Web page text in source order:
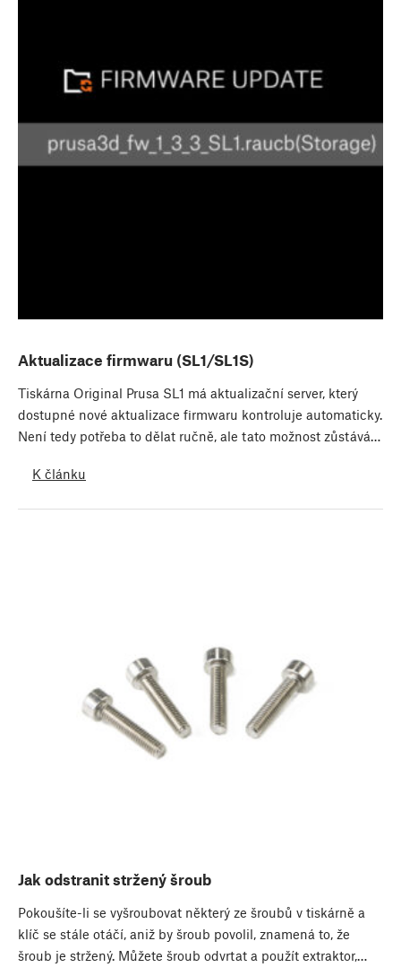
Aktualizace firmwaru (SL1/SL1S)
Tiskárna Original Prusa SL1 má aktualizační server, který
dostupné nové aktualizace firmwaru kontroluje automaticky.
Není tedy potřeba to dělat ručně, ale tato možnost zůstává…
K článku
Jak odstranit stržený šroub
Pokoušíte-li se vyšroubovat některý ze šroubů v tiskárně a
klíč se stále otáčí, aniž by šroub povolil, znamená to, že
šroub je stržený. Můžete šroub odvrtat a použít extraktor,…